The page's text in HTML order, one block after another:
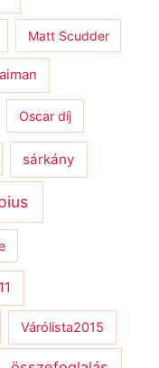
Matt Scudder
Oscar díj
sárkány
Várólista2015